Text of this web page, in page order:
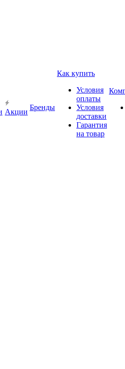
Акции
Бренды
Как купить
Условия
оплаты
Условия
доставки
Гарантия
на товар